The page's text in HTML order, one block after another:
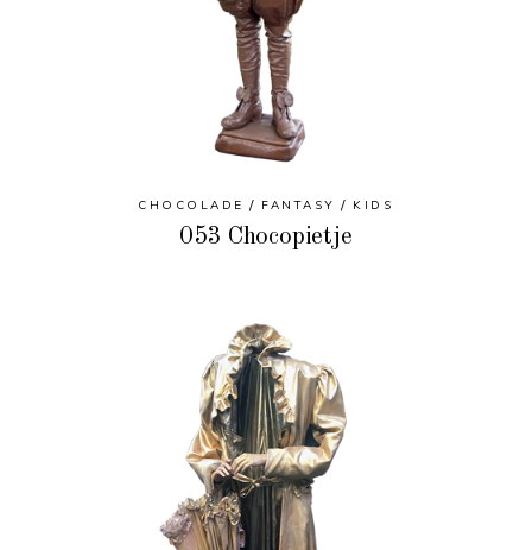
CHOCOLADE FANTASY KIDS
053 Chocopietje